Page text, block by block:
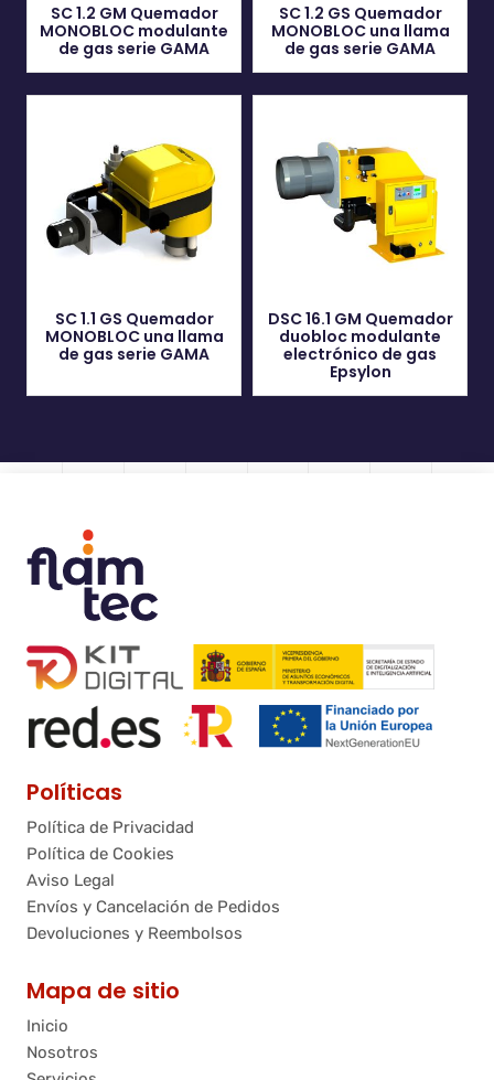
SC 1.2 GM Quemador
MONOBLOC modulante
de gas serie GAMA
SC 1.2 GS Quemador
MONOBLOC una llama
de gas serie GAMA
SC 1.1 GS Quemador
MONOBLOC una llama
de gas serie GAMA
DSC 16.1 GM Quemador
duobloc modulante
electrónico de gas
Epsylon
Políticas
Política de Privacidad
Política de Cookies
Aviso Legal
Envíos y Cancelación de Pedidos
Devoluciones y Reembolsos
Mapa de sitio
Inicio
Nosotros